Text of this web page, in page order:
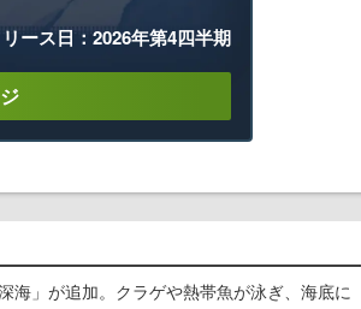
リース日：2026年第4四半期
海」が追加。クラゲや熱帯魚が泳ぎ、海底に